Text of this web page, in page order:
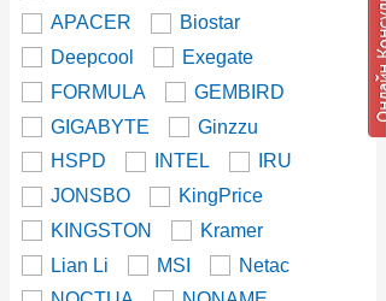
APACER
Biostar
Deepcool
Exegate
FORMULA
GEMBIRD
GIGABYTE
Ginzzu
HSPD
INTEL
IRU
JONSBO
KingPrice
KINGSTON
Kramer
Lian Li
MSI
Netac